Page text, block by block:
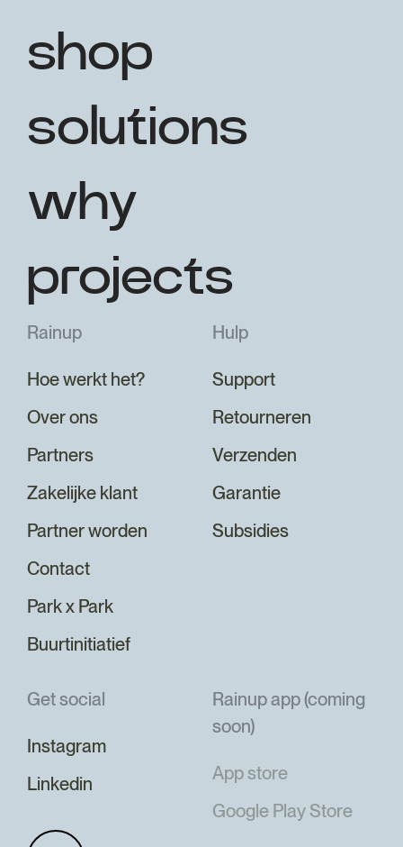
shop
solutions
why
projects
Rainup
Hoe werkt het?
Over ons
Partners
Zakelijke klant
Partner worden
Contact
Park x Park
Buurtinitiatief
Hulp
Support
Retourneren
Verzenden
Garantie
Subsidies
Get social
Instagram
Linkedin
Rainup app (coming
soon)
App store
Google Play Store